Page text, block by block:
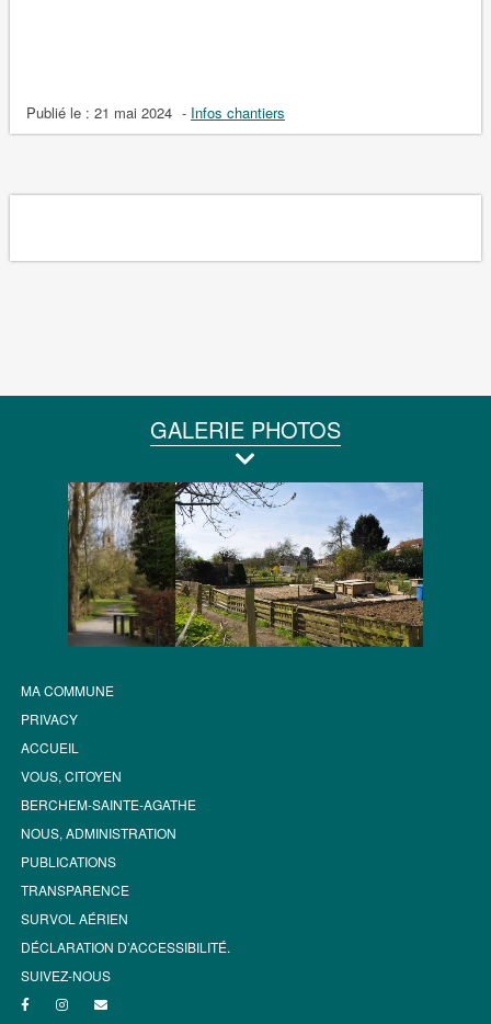
Publié le : 21 mai 2024 - Infos chantiers
GALERIE PHOTOS
MA COMMUNE
PRIVACY
ACCUEIL
VOUS, CITOYEN
BERCHEM-SAINTE-AGATHE
NOUS, ADMINISTRATION
PUBLICATIONS
TRANSPARENCE
SURVOL AÉRIEN
DÉCLARATION D’ACCESSIBILITÉ.
SUIVEZ-NOUS